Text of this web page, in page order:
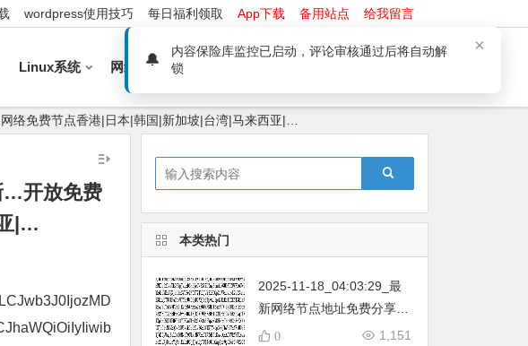
wordpress使用技巧 每日福利领取 App下载 备用站点 给我留言
Linux系统 网络问题
免费节点香港|日本|韩国|新加坡|台湾|马来西亚|…
…开放免费
|…
本类热门
2025-11-18_04:03:29_最
新网络节点地址免费分享…
不定期更新…开放免费分享
1,151
0